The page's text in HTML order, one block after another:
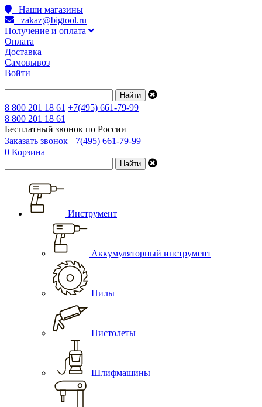
Наши магазины
zakaz@bigtool.ru
Получение и оплата
Оплата
Доставка
Самовывоз
Войти
8 800 201 18 61 +7(495) 661-79-99
8 800 201 18 61
Бесплатный звонок по России
Заказать звонок +7(495) 661-79-99
0 Корзина
Инструмент
Аккумуляторный инструмент
Пилы
Пистолеты
Шлифмашины